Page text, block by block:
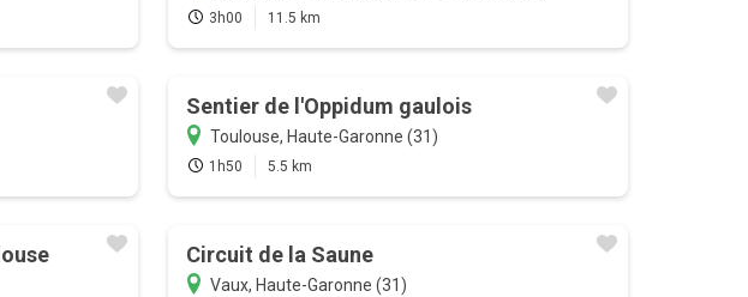
3h00 11.5 km
Sentier de l'Oppidum gaulois
Toulouse, Haute-Garonne (31)
1h50 5.5 km
Circuit de la Saune
Vaux, Haute-Garonne (31)